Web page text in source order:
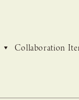
CASUCA
Event,
Collaboration